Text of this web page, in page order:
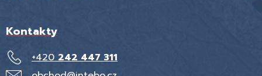
Kontakty
+420242 447 311